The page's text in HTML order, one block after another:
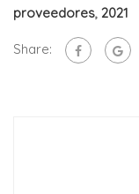
proveedores, 2021
Share: